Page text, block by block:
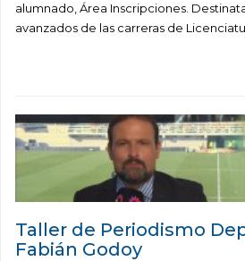
alumnado, Área Inscripciones.
avanzados de las carreras de
Taller de Periodismo
Fabián Godoy